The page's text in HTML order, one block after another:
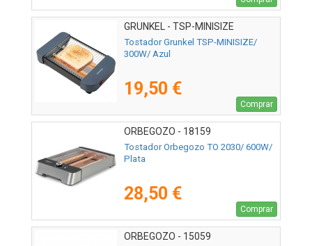
GRUNKEL - TSP-MINISIZE
Tostador Grunkel TSP-MINISIZE/
300W/ Azul
19,50 €
Comprar
ORBEGOZO - 18159
Tostador Orbegozo TO 2030/ 600W/
Plata
28,50 €
Comprar
ORBEGOZO - 15059